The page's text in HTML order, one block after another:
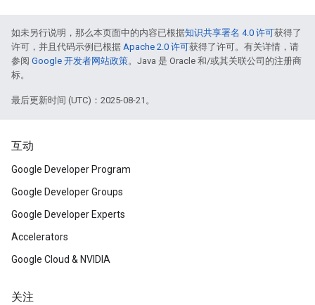
如未另行说明，那么本页面中的内容已根据知识共享署名 4.0 许可获得了
许可，并且代码示例已根据 Apache 2.0 许可获得了许可。有关详情，请
参阅 Google 开发者网站政策。Java 是 Oracle 和/或其关联公司的注册商
标。
最后更新时间 (UTC)：2025-08-21。
互动
Google Developer Program
Google Developer Groups
Google Developer Experts
Accelerators
Google Cloud & NVIDIA
关注